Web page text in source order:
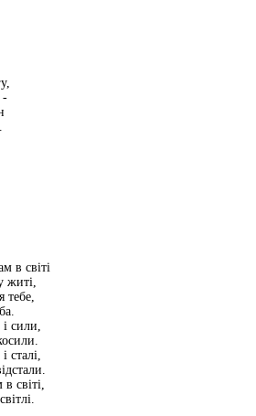
-
в світі
житі,
тебе,
сили,
сталі,
світі,